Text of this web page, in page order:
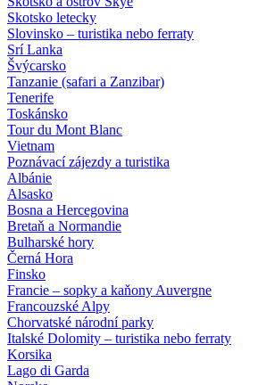
Skotsko letecky
Slovinsko – turistika nebo ferraty
Srí Lanka
Švýcarsko
Tanzanie (safari a Zanzibar)
Tenerife
Toskánsko
Tour du Mont Blanc
Vietnam
Poznávací zájezdy a turistika
Albánie
Alsasko
Bosna a Hercegovina
Bretaň a Normandie
Bulharské hory
Černá Hora
Finsko
Francie – sopky a kaňony Auvergne
Francouzské Alpy
Chorvatské národní parky
Italské Dolomity – turistika nebo ferraty
Korsika
Lago di Garda